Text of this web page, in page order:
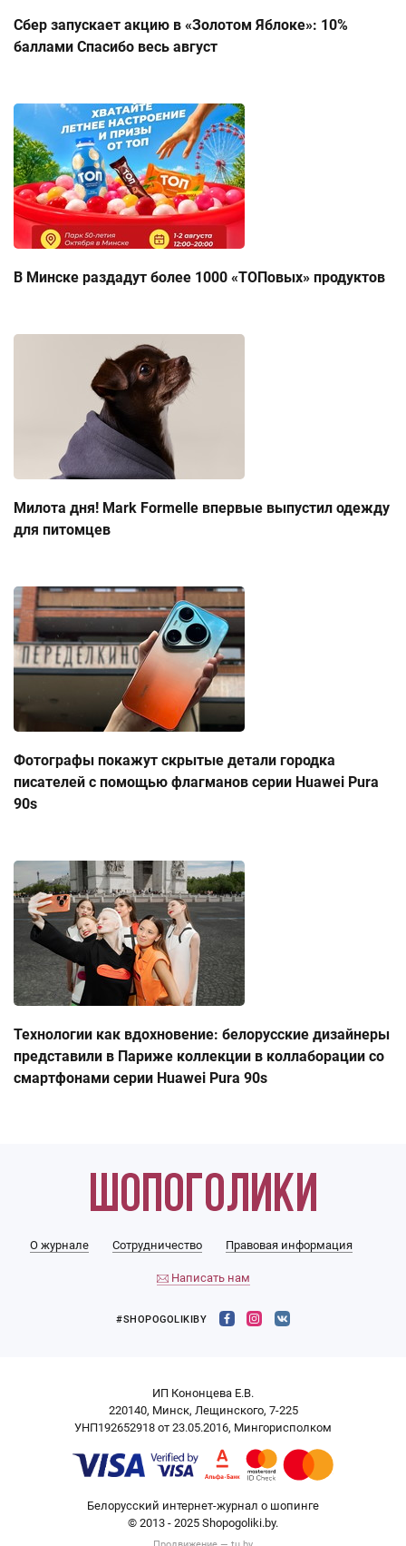
Сбер запускает акцию в «Золотом Яблоке»: 10%
баллами Спасибо весь август
В Минске раздадут более 1000 «ТОПовых» продуктов
Милота дня! Mark Formelle впервые выпустил одежду
для питомцев
Фотографы покажут скрытые детали городка
писателей с помощью флагманов серии Huawei Pura
90s
Технологии как вдохновение: белорусские дизайнеры
представили в Париже коллекции в коллаборации со
смартфонами серии Huawei Pura 90s
О журнале Сотрудничество Правовая информация
Написать нам
#SHOPOGOLIKIBY
ИП Кононцева Е.В.
220140, Минск, Лещинского, 7-225
УНП192652918 от 23.05.2016, Мингорисполком
Белорусский интернет-журнал о шопинге
© 2013 - 2025 Shopogoliki.by.